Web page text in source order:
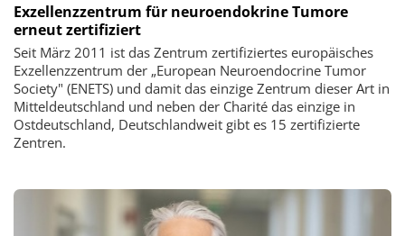
Exzellenzzentrum für neuroendokrine Tumore
erneut zertifiziert
Seit März 2011 ist das Zentrum zertifiziertes europäisches
Exzellenzzentrum der „European Neuroendocrine Tumor
Society" (ENETS) und damit das einzige Zentrum dieser Art in
Mitteldeutschland und neben der Charité das einzige in
Ostdeutschland, Deutschlandweit gibt es 15 zertifizierte
Zentren.